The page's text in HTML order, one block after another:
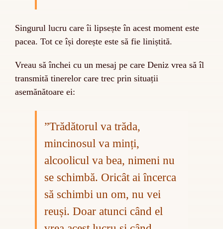
Singurul lucru care îi lipsește în acest moment este
pacea. Tot ce își dorește este să fie liniștită.
Vreau să închei cu un mesaj pe care Deniz vrea să îl
transmită tinerelor care trec prin situații
asemănătoare ei:
”Trădătorul va trăda,
mincinosul va minți,
alcoolicul va bea, nimeni nu
se schimbă. Oricât ai încerca
să schimbi un om, nu vei
reuși. Doar atunci când el